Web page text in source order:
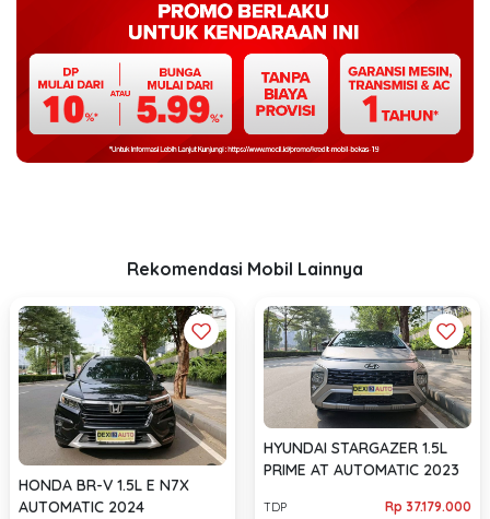
Rekomendasi Mobil Lainnya
HONDA BR-V 1.5L E N7X
AUTOMATIC 2024
HYUNDAI STARGAZER 1.5L
PRIME AT AUTOMATIC 2023
TDP Rp 37.179.000